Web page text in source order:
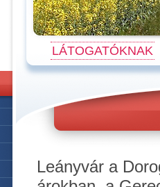
LÁTOGATÓKNAK
Leányvár a